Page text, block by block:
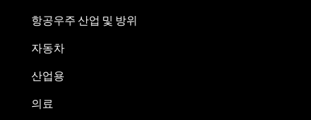
항공우주 산업 및 방위
자동차
산업용
의료